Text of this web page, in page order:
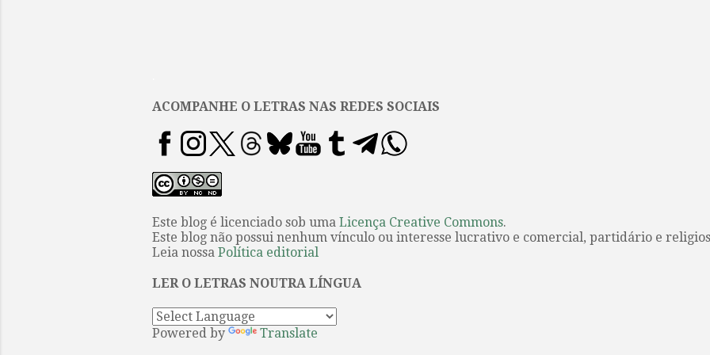
ACOMPANHE O LETRAS NAS REDES SOCIAIS
Este blog é licenciado sob uma Licença Creative Commons.
Este blog não possui nenhum vínculo ou interesse lucrativo e comercial, partidário e
Leia nossa Política editorial
LER O LETRAS NOUTRA LÍNGUA
Powered by Translate